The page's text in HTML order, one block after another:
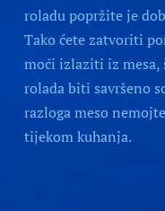
roladu popržite je
Tako ćete zatvoriti
moći izlaziti iz mesa,
rolada biti savršeno
razloga meso
tijekom kuhanja.